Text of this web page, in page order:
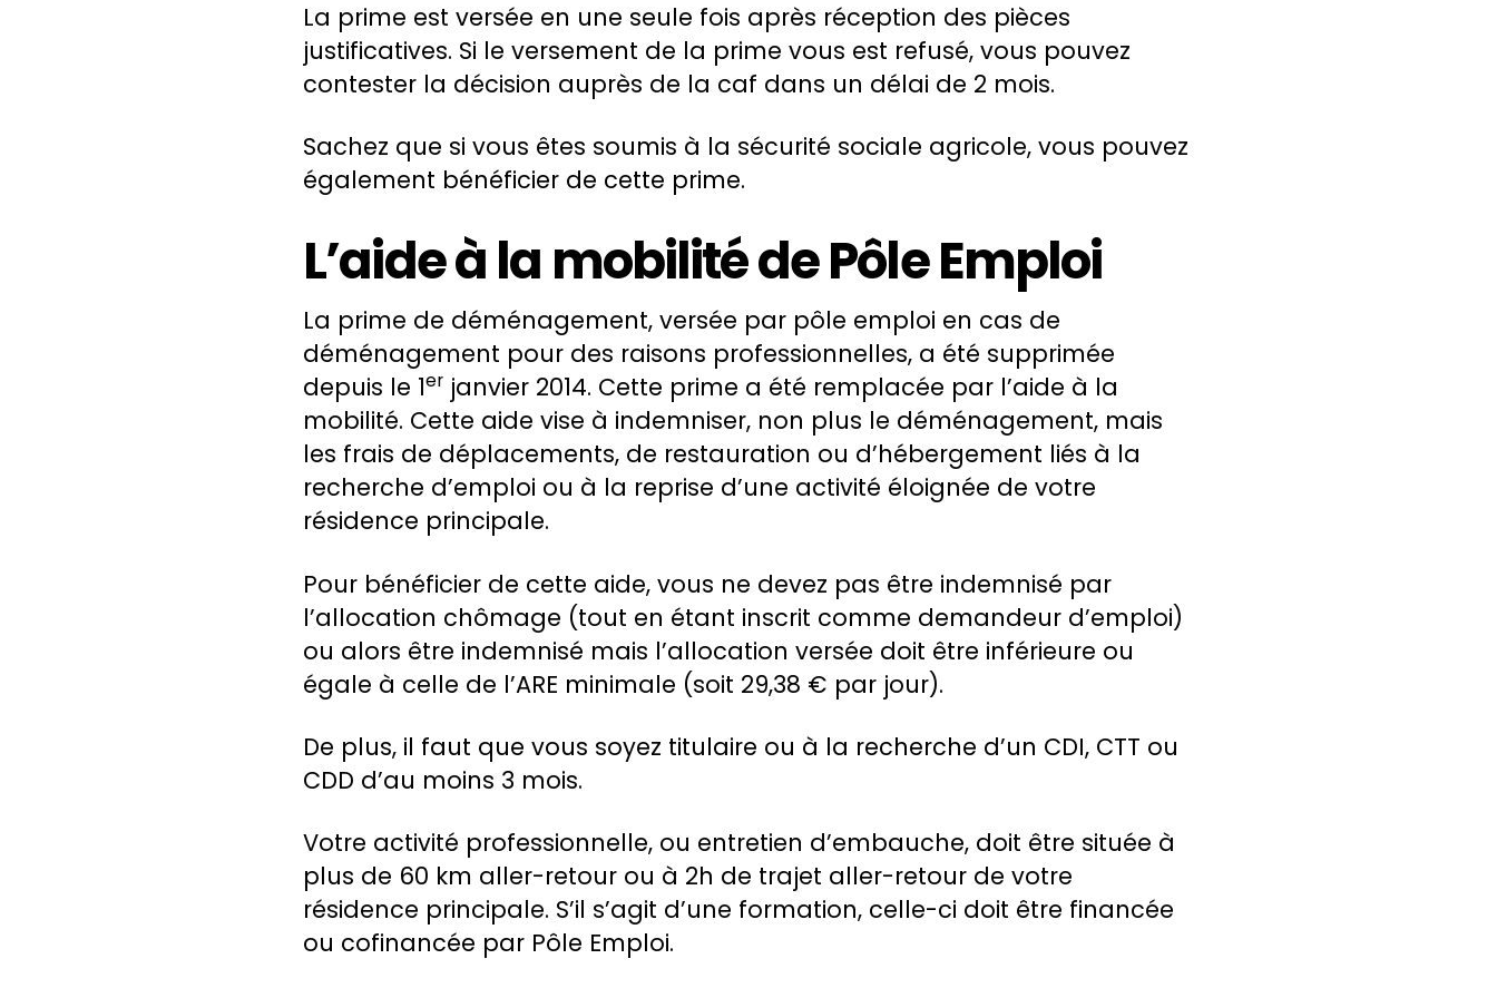
La prime est versée en une seule fois après réception des pièces
justificatives. Si le versement de la prime vous est refusé, vous pouvez
contester la décision auprès de la caf dans un délai de 2 mois.
Sachez que si vous êtes soumis à la sécurité sociale agricole, vous pouvez
également bénéficier de cette prime.
L’aide à la mobilité de Pôle Emploi
La prime de déménagement, versée par pôle emploi en cas de
déménagement pour des raisons professionnelles, a été supprimée
depuis le 1er janvier 2014. Cette prime a été remplacée par l’aide à la
mobilité. Cette aide vise à indemniser, non plus le déménagement, mais
les frais de déplacements, de restauration ou d’hébergement liés à la
recherche d’emploi ou à la reprise d’une activité éloignée de votre
résidence principale.
Pour bénéficier de cette aide, vous ne devez pas être indemnisé par
l’allocation chômage (tout en étant inscrit comme demandeur d’emploi)
ou alors être indemnisé mais l’allocation versée doit être inférieure ou
égale à celle de l’ARE minimale (soit 29,38 € par jour).
De plus, il faut que vous soyez titulaire ou à la recherche d’un CDI, CTT ou
CDD d’au moins 3 mois.
Votre activité professionnelle, ou entretien d’embauche, doit être située à
plus de 60 km aller-retour ou à 2h de trajet aller-retour de votre
résidence principale. S’il s’agit d’une formation, celle-ci doit être financée
ou cofinancée par Pôle Emploi.